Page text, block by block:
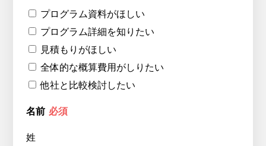
カウンセラー募集
プログラム資料がほしい
プログラム詳細を知りたい
見積もりがほしい
全体的な概算費用がしりたい
他社と比較検討したい
名前 必須
姓